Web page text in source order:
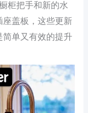
柜把手和新的水
盖板，这些更新
单又有效的提升